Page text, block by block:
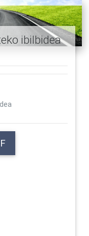
ibilbidea